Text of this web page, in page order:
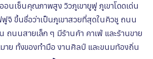
อนเซ็นคุณภาพสูง วิวภูเขายูฟู ภูเขาโดดเด่น
ฟูจิ ขึ้นชื่อว่าเป็นภูเขาสวยที่สุดในคิวชู ถนน
ถนนสายเล็ก ๆ มีร้านค้า คาเฟ่ และร้านขาย
าย ทั้งของทำมือ งานศิลป์ และขนมท้องถิ่น